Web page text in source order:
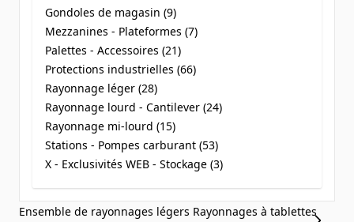
Gondoles de magasin (9
products available
)
Mezzanines - Plateformes (7
products available
)
Palettes - Accessoires (21
products available
)
Protections industrielles (66
products available
)
Rayonnage léger (28
products available
)
Rayonnage lourd - Cantilever (24
products available
)
Rayonnage mi-lourd (15
products available
)
Stations - Pompes carburant (53
products available
)
X - Exclusivités WEB - Stockage (3
products available )
Ensemble de rayonnages légers Rayonnages à tablettes